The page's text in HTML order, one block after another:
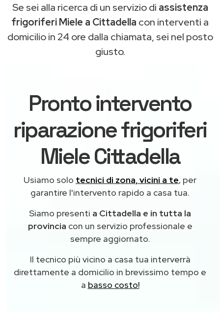
Se sei alla ricerca di un servizio di assistenza
frigoriferi Miele a Cittadella con interventi a
domicilio in 24 ore dalla chiamata, sei nel posto
giusto.
Pronto intervento
riparazione frigoriferi
Miele Cittadella
Usiamo solo tecnici di zona, vicini a te, per
garantire l'intervento rapido a casa tua.
Siamo presenti a Cittadella e in tutta la
provincia con un servizio professionale e
sempre aggiornato.
Il tecnico più vicino a casa tua interverrà
direttamente a domicilio in brevissimo tempo e
a basso costo!